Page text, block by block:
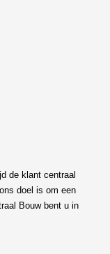
de klant centraal
doel is om een
Bouw bent u in